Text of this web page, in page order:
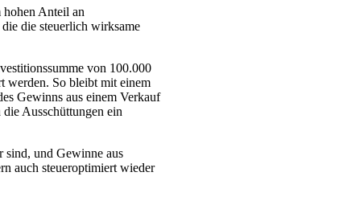
hohen Anteil an
die steuerlich wirksame
von 100.000
werden. So bleibt mit einem
Gewinns aus einem Verkauf
Ausschüttungen ein
sind, und Gewinne aus
auch steueroptimiert wieder